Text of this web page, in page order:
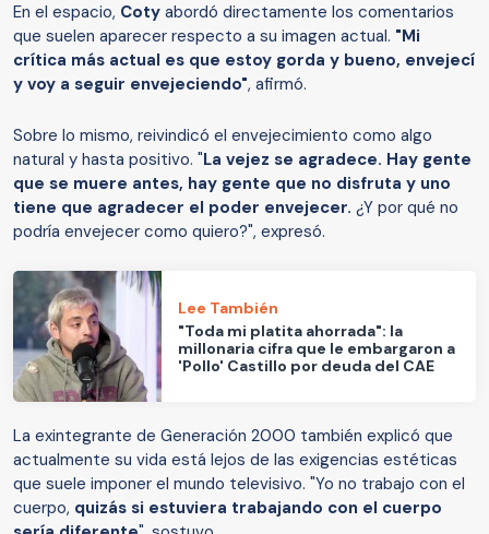
En el espacio, Coty abordó directamente los comentarios
que suelen aparecer respecto a su imagen actual. "Mi
crítica más actual es que estoy gorda y bueno, envejecí
y voy a seguir envejeciendo", afirmó.
Sobre lo mismo, reivindicó el envejecimiento como algo
natural y hasta positivo. "La vejez se agradece. Hay gente
que se muere antes, hay gente que no disfruta y uno
tiene que agradecer el poder envejecer. ¿Y por qué no
podría envejecer como quiero?", expresó.
Lee También
"Toda mi platita ahorrada": la
millonaria cifra que le embargaron a
'Pollo' Castillo por deuda del CAE
La exintegrante de Generación 2000 también explicó que
actualmente su vida está lejos de las exigencias estéticas
que suele imponer el mundo televisivo. "Yo no trabajo con el
cuerpo, quizás si estuviera trabajando con el cuerpo